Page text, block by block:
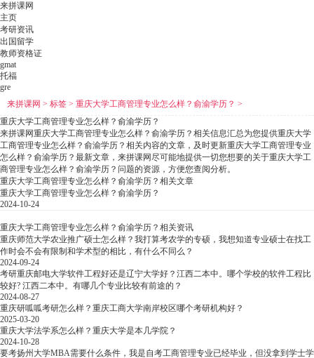
来拼课网
主页
考研资讯
出国留学
教师资格证
gmat
托福
gre
来拼课网 > 标签 > 重庆大学工商管理专业怎么样？俞渝学历？ >
重庆大学工商管理专业怎么样？俞渝学历？
来拼课网重庆大学工商管理专业怎么样？俞渝学历？相关信息汇总为您提供重庆大学
工商管理专业怎么样？俞渝学历？相关内容的文章，及时更新重庆大学工商管理专业
怎么样？俞渝学历？最新文章，来拼课网尽可能地提供一切您想要的关于重庆大学工
商管理专业怎么样？俞渝学历？问题的资源，方便您查阅分析。
重庆大学工商管理专业怎么样？俞渝学历？相关文章
重庆大学工商管理专业怎么样？俞渝学历？
2024-10-24
重庆大学工商管理专业怎么样？俞渝学历？相关资讯
重庆师范大学农业推广硕士怎么样？我打算考农学的专硕，我想知道专业硕士在找工
作时会不会有限制和学术型的相比，有什么不同么？
2024-09-24
考研重庆邮电大学软件工程好还是辽宁大学好？江西二本中。哪个学校的软件工程比
较好? 江西二本中。有哪几个专业比较有前途的？
2024-08-27
重庆研呱呱考研怎么样？重庆工商大学南岸校区哪个考研机构好？
2025-03-20
重庆大学法学系怎么样？重庆大学是本几学院？
2024-10-28
要考扬州大学MBA需要什么条件，我是自考工商管理专业已经毕业，但没拿到学士学